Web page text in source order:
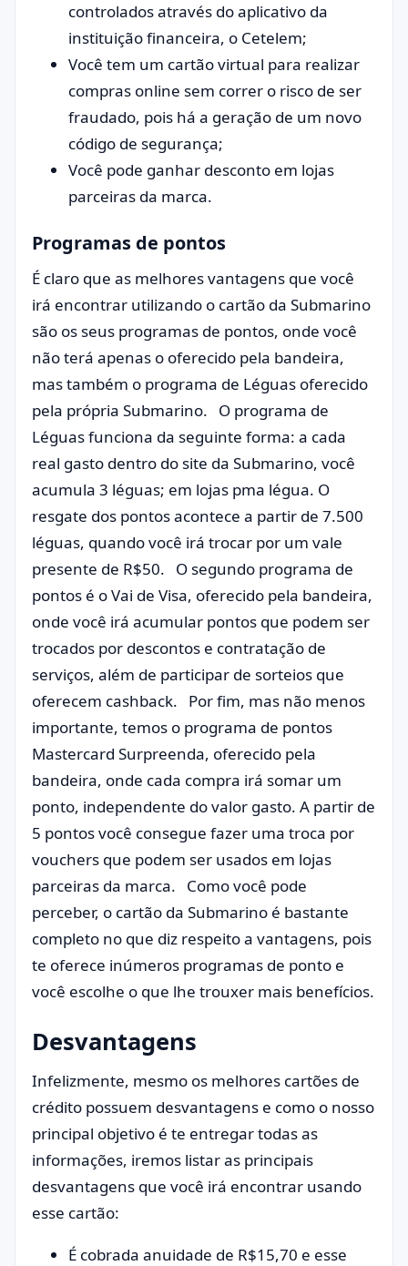
controlados através do aplicativo da
instituição financeira, o Cetelem;
Você tem um cartão virtual para realizar
compras online sem correr o risco de ser
fraudado, pois há a geração de um novo
código de segurança;
Você pode ganhar desconto em lojas
parceiras da marca.
Programas de pontos
É claro que as melhores vantagens que você
irá encontrar utilizando o cartão da Submarino
são os seus programas de pontos, onde você
não terá apenas o oferecido pela bandeira,
mas também o programa de Léguas oferecido
pela própria Submarino. O programa de
Léguas funciona da seguinte forma: a cada
real gasto dentro do site da Submarino, você
acumula 3 léguas; em lojas pma légua. O
resgate dos pontos acontece a partir de 7.500
léguas, quando você irá trocar por um vale
presente de R$50. O segundo programa de
pontos é o Vai de Visa, oferecido pela bandeira,
onde você irá acumular pontos que podem ser
trocados por descontos e contratação de
serviços, além de participar de sorteios que
oferecem cashback. Por fim, mas não menos
importante, temos o programa de pontos
Mastercard Surpreenda, oferecido pela
bandeira, onde cada compra irá somar um
ponto, independente do valor gasto. A partir de
5 pontos você consegue fazer uma troca por
vouchers que podem ser usados em lojas
parceiras da marca. Como você pode
perceber, o cartão da Submarino é bastante
completo no que diz respeito a vantagens, pois
te oferece inúmeros programas de ponto e
você escolhe o que lhe trouxer mais benefícios.
Desvantagens
Infelizmente, mesmo os melhores cartões de
crédito possuem desvantagens e como o nosso
principal objetivo é te entregar todas as
informações, iremos listar as principais
desvantagens que você irá encontrar usando
esse cartão:
É cobrada anuidade de R$15,70 e esse